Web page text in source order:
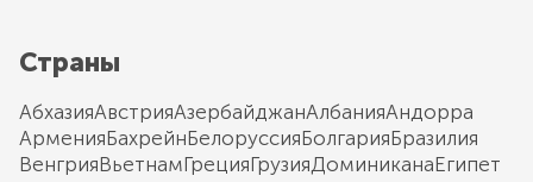
Страны
АбхазияАвстрияАзербайджанАлбанияАндорра
АрменияБахрейнБелоруссияБолгарияБразилия
ВенгрияВьетнамГрецияГрузияДоминиканаЕгипет